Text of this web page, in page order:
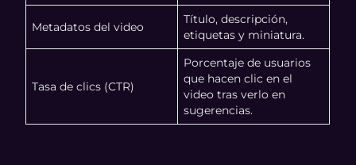
Metadatos del video
Título, descripción,
etiquetas y miniatura.
Tasa de clics (CTR)
Porcentaje de usuarios
que hacen clic en el
video tras verlo en
sugerencias.